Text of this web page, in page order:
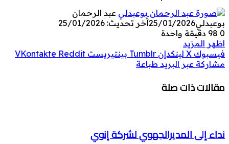
عبد الرحمان
بوعبدلي25/01/2026آخر تحديث: 25/01/2026
0
دقيقة واحدة
اظهر المزيد
فيسبوك ‫X لينكدإن بينتيريست
مشاركة عبر البريد طباعة
مقالات ذات صلة
نداء إلى المديرالجهوي لشركة إنوي